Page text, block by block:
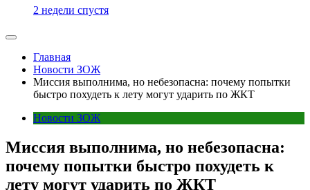
2 недели спустя
Главная
Новости ЗОЖ
Миссия выполнима, но небезопасна: почему попытки
быстро похудеть к лету могут ударить по ЖКТ
Новости ЗОЖ
Миссия выполнима, но небезопасна:
почему попытки быстро похудеть к
лету могут ударить по ЖКТ